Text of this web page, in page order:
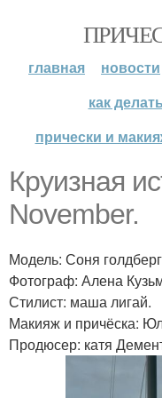
главная новости
как
прически и
Круизная
November.
Модель: Соня
Фотограф: Алена
Стилист: маша лигай.
Макияж и причёска:
Продюсер: катя